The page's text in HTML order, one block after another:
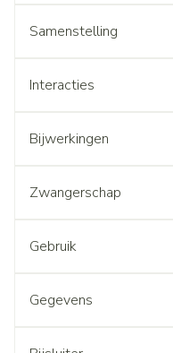
Samenstelling
Interacties
Bijwerkingen
Zwangerschap
Gebruik
Gegevens